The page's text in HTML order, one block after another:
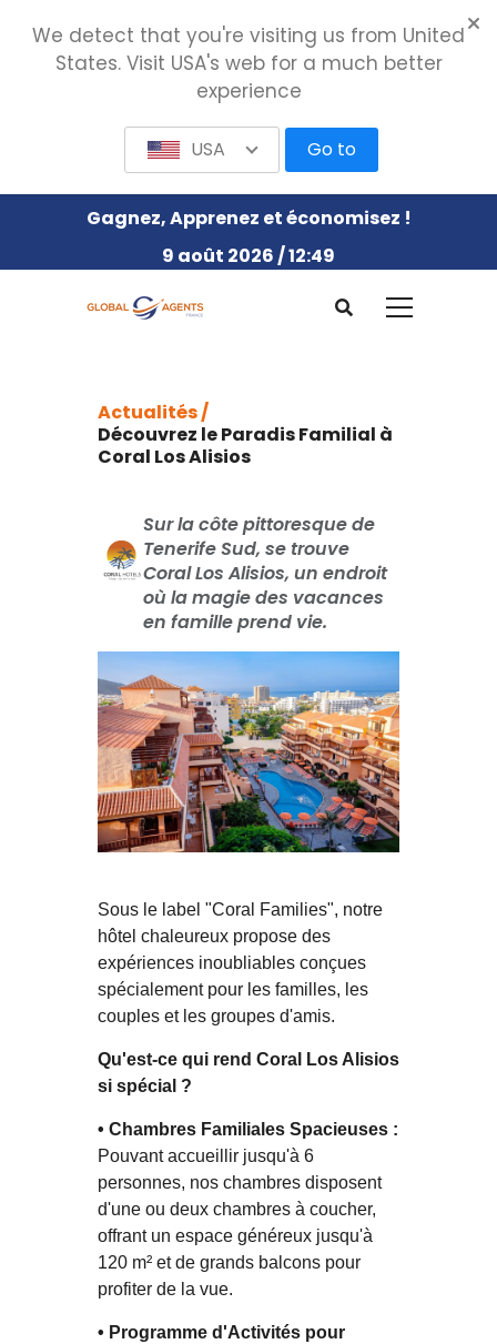
Gagnez, Apprenez et économisez !
9 août 2026 / 12:49
Actualités /
Découvrez le Paradis Familial à
Coral Los Alisios
Sur la côte pittoresque de
Tenerife Sud, se trouve
Coral Los Alisios, un endroit
où la magie des vacances
en famille prend vie.
Sous le label "Coral Families", notre
hôtel chaleureux propose des
expériences inoubliables conçues
spécialement pour les familles, les
couples et les groupes d'amis.
Qu'est-ce qui rend Coral Los Alisios
si spécial ?
• Chambres Familiales Spacieuses :
Pouvant accueillir jusqu'à 6
personnes, nos chambres disposent
d'une ou deux chambres à coucher,
offrant un espace généreux jusqu'à
120 m² et de grands balcons pour
profiter de la vue.
• Programme d'Activités pour
We detect that you're visiting us from United
States. Visit USA's web for a much better
experience
USA Go to